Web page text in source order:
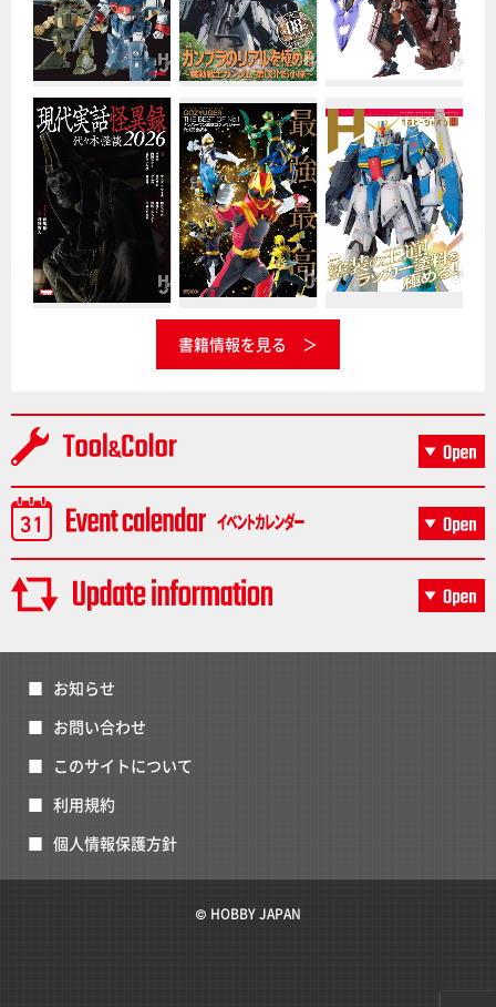
書籍情報を見る
お知らせ
お問い合わせ
このサイトについて
利用規約
個人情報保護方針
© HOBBY JAPAN